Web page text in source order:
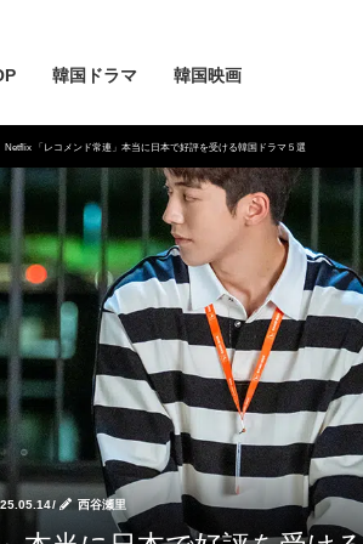
韓国ドラマ 韓国映画
Netflix 「レコメンド常連」本当に日本で好評を受ける韓国ドラマ５選
/ 西谷瀬里